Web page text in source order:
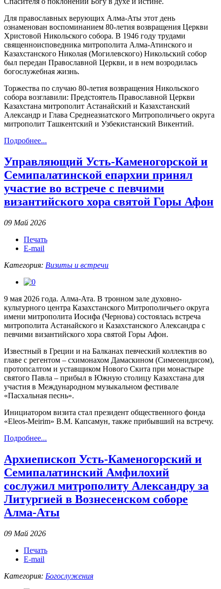
Для православных верующих Алма-Аты этот день
ознаменован воспоминанием 80-летия возвращения Церкви
Христовой Никольского собора. В 1946 году трудами
священноисповедника митрополита Алма-Атинского и
Казахстанского Николая (Могилевского) Никольский собор
был передан Православной Церкви, и в нем возродилась
богослужебная жизнь.
Торжества по случаю 80-летия возвращения Никольского
собора возглавили: Предстоятель Православной Церкви
Казахстана митрополит Астанайский и Казахстанский
Александр и Глава Среднеазиатского Митрополичьего округа
митрополит Ташкентский и Узбекистанский Викентий.
Подробнее...
Управляющий Усть-Каменогорской и
Семипалатинской епархии принял
участие во встрече с певчими
византийского хора святой Горы Афон
09 Май 2026
Печать
E-mail
Категория: Визиты и встречи
9 мая 2026 года. Алма-Ата. В тронном зале духовно-
культурного центра Казахстанского Митрополичьего округа
имени митрополита Иосифа (Чернова) состоялась встреча
митрополита Астанайского и Казахстанского Александра с
певчими византийского хора святой Горы Афон.
Известный в Греции и на Балканах певческий коллектив во
главе с регентом – схимонахом Дамаскином (Симеонидисом),
протопсалтом и уставщиком Нового Скита при монастыре
святого Павла – прибыл в Южную столицу Казахстана для
участия в Международном музыкальном фестивале
«Пасхальная песнь».
Инициатором визита стал президент общественного фонда
«Eleos-Meirim» В.М. Капсамун, также прибывший на встречу.
Подробнее...
Архиепископ Усть-Каменогорский и
Семипалатинский Амфилохий
сослужил митрополиту Александру за
Литургией в Вознесенском соборе
Алма-Аты
09 Май 2026
Печать
E-mail
Категория: Богослужения